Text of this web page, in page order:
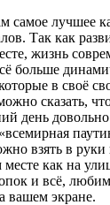
самое лучшее
Так как
жизнь
больше
в своё
сказать,
день
взять в руки
как на
и всё,
вашем экране.